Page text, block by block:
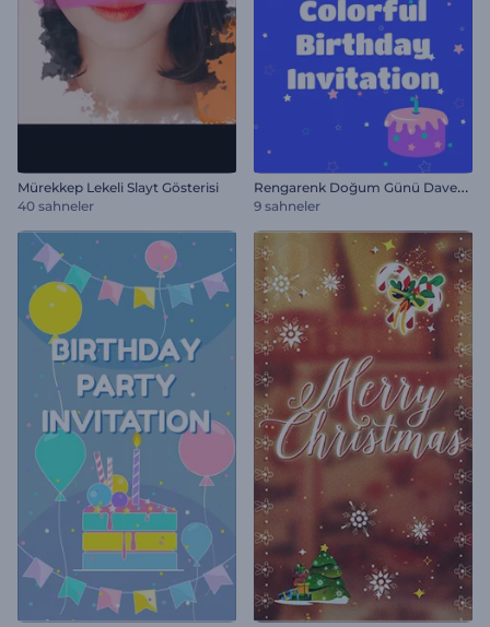
Mürekkep Lekeli Slayt Gösterisi
40 sahneler
R
engarenk Doğum Günü Davetiyesi
9 sahneler